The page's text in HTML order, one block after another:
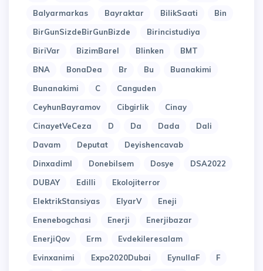
Balyarmarkas
Bayraktar BilikSaati
Bin
BirGunSizdeBirGunBizde
Birincistudiya
BiriVar
BizimBarel Blinken
BMT
BNA
BonaDea Br Bu
Buanakimi
Bunanakimi
C
Canguden
CeyhunBayramov
Cibgirlik
Cinay
CinayetVeCeza
D Da Dada
Dali
Davam
Deputat
Deyishencavab
Dinxadiml
Donebilsem Dosye
DSA2022
DUBAY
Edilli
Ekolojiterror
ElektrikStansiyas
ElyarV
Eneji
Enenebogchasi
Enerji
Enerjibazar
EnerjiQov
Erm
Evdekileresalam
Evinxanimi
Expo2020Dubai EynullaF
F